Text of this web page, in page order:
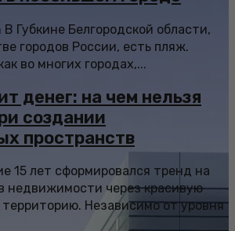
Губкине Белгородской области,
городов России, есть пляж.
во многих городах,...
денег: на чем нельзя
создании
пространств
15 лет сформировался тренд на
недвижимости через красивую
Независимо от уровня